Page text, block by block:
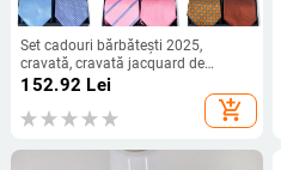
Set cadouri bărbătești 2025,
cravată, cravată jacquard de
culoare solidă, eșarfă pătrată,
vânzare transfrontalieră, vânzare
fierbinte
152.92 Lei
add_shopping_cart